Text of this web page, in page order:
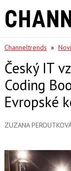
Channeltrends »
Český IT
Coding
Evropské
ZUZANA